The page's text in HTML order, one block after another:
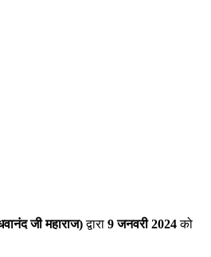
जी महाराज) द्वारा 9 जनवरी 2024को